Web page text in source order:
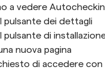
a vedere Autocheckin
pulsante dei dettagli
pulsante di
nuova pagina
di accedere